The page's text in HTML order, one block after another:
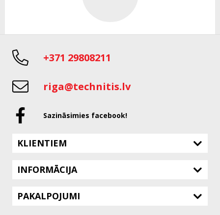
+371 29808211
riga@technitis.lv
Sazināsimies facebook!
KLIENTIEM
INFORMĀCIJA
PAKALPOJUMI